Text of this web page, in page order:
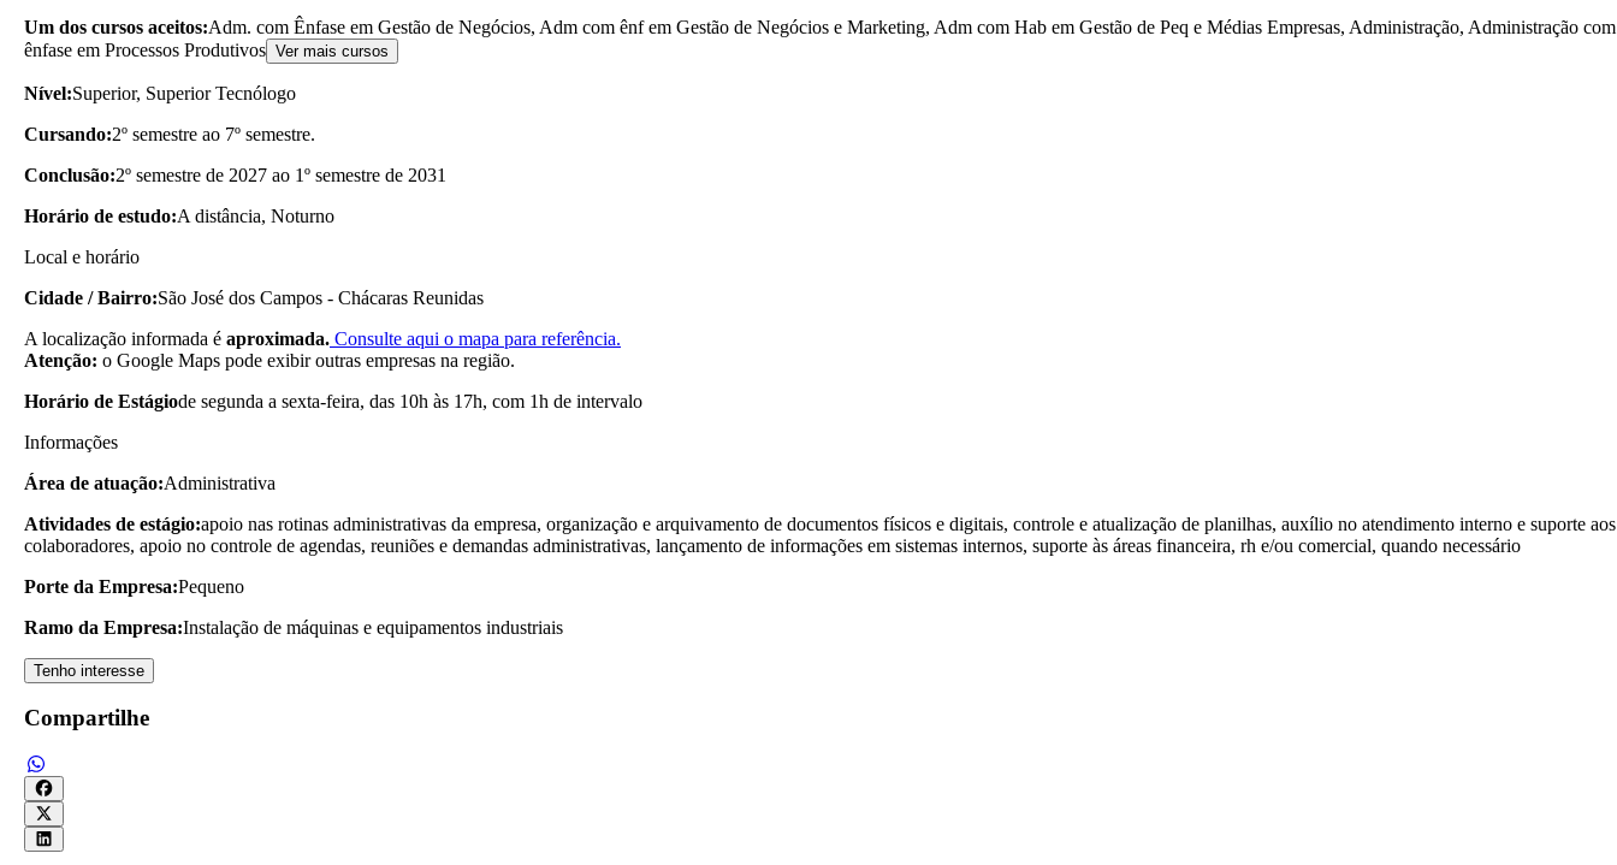
Um dos cursos aceitos:Adm. com Ênfase em Gestão de Negócios, Adm com ênf em Gestão de Negócios e Marketing, Adm com Hab em Gestão de Peq e Médias Empresas, Administração, Administração com
ênfase em Processos Produtivos Ver mais cursos
Nível:Superior, Superior Tecnólogo
Cursando:2º semestre ao 7º semestre.
Conclusão:2º semestre de 2027 ao 1º semestre de 2031
Horário de estudo:A distância, Noturno
Local e horário
Cidade / Bairro:São José dos Campos - Chácaras Reunidas
A localização informada é aproximada. Consulte aqui o mapa para referência.
Atenção: o Google Maps pode exibir outras empresas na região.
Horário de Estágiode segunda a sexta-feira, das 10h às 17h, com 1h de intervalo
Informações
Área de atuação:Administrativa
Atividades de estágio:apoio nas rotinas administrativas da empresa, organização e arquivamento de documentos físicos e digitais, controle e atualização de planilhas, auxílio no atendimento interno e suporte aos
colaboradores, apoio no controle de agendas, reuniões e demandas administrativas, lançamento de informações em sistemas internos, suporte às áreas financeira, rh e/ou comercial, quando necessário
Porte da Empresa:Pequeno
Ramo da Empresa:Instalação de máquinas e equipamentos industriais
Tenho interesse
Compartilhe